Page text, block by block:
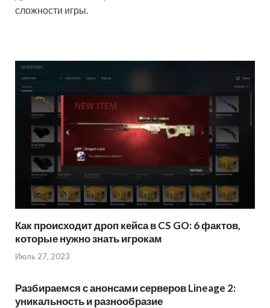
сложности игры.
Как происходит дроп кейса в CS GO: 6 фактов,
которые нужно знать игрокам
Июль 27, 2023
Разбираемся с анонсами серверов Lineage 2:
уникальность и разнообразие